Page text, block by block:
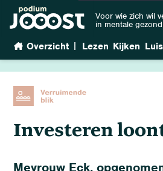
Voor wie zich wil
in mentale
Overzicht | Lezen Kijken
Investeren
Mevrouw Eck,